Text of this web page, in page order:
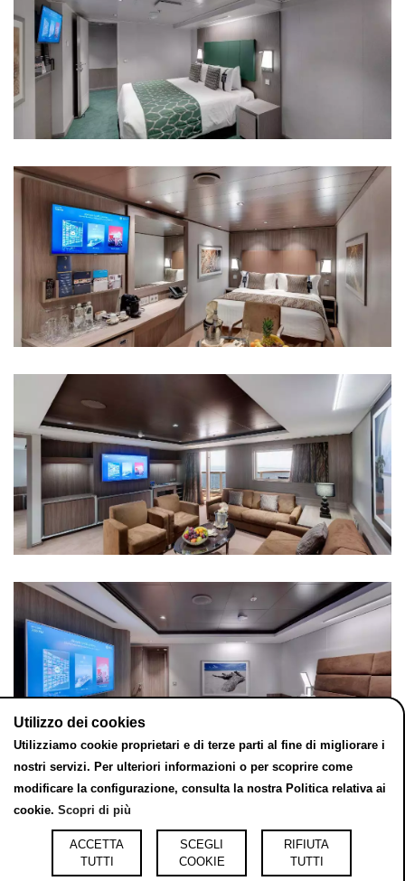
Utilizzo dei cookies
Utilizziamo cookie proprietari e di terze parti al fine di migliorare i
nostri servizi. Per ulteriori informazioni o per scoprire come
modificare la configurazione, consulta la nostra Politica relativa ai
cookie. Scopri di più
ACCETTA
TUTTI
SCEGLI
COOKIE
RIFIUTA
TUTTI